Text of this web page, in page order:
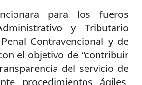
para los fueros
y Tributario
Contravencional y de
el objetivo de “contribuir
del servicio de
procedimientos ágiles,